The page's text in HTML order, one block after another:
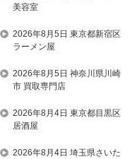
美容室
2026年8月5日 東京都新宿区
ラーメン屋
2026年8月5日 神奈川県川崎
市 買取専門店
2026年8月4日 東京都目黒区
居酒屋
2026年8月4日 埼玉県さいた